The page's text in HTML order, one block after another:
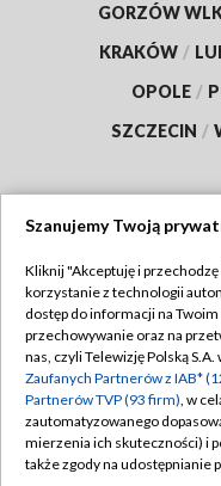
GORZÓW
KRAKÓW /
OPOLE /
SZCZECIN /
Abonament TVP
Emisja w TVP
Centrum informacji
Naziemna Telewizja
Szanujemy Twoją
Kliknij "Akceptuję i
korzystanie z technologii
dostęp do informacji na
przechowywanie oraz na
nas, czyli Telewizję Polską
Zaufanych Partnerów z IAB*
Partnerów TVP (93 firm), w
zautomatyzowanego
mierzenia ich skuteczności) i
także zgody na udostępnianie